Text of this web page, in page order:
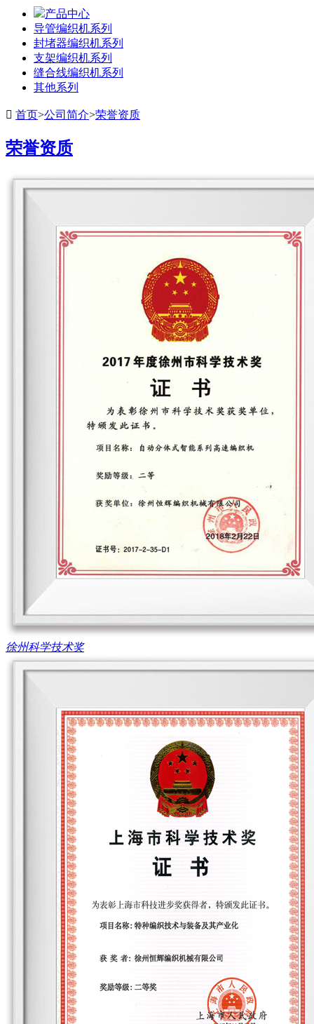
产品中心
导管编织机系列
封堵器编织机系列
支架编织机系列
缝合线编织机系列
其他系列
 首页>公司简介>荣誉资质
荣誉资质
徐州科学技术奖